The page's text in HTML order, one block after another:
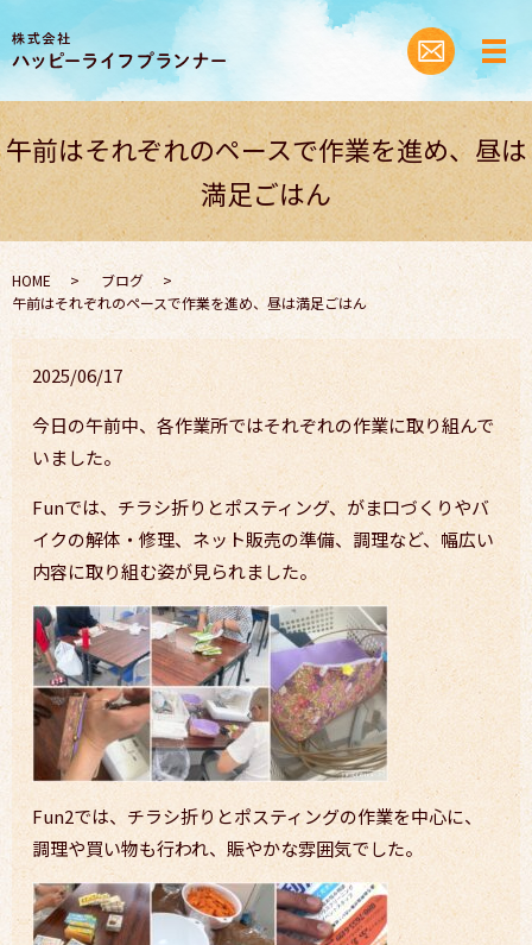
午前はそれぞれのペースで作業を進め、昼は
満足ごはん
HOME
ブログ
午前はそれぞれのペースで作業を進め、昼は満足ごはん
2025/06/17
今日の午前中、各作業所ではそれぞれの作業に取り組んで
いました。
Funでは、チラシ折りとポスティング、がま口づくりやバ
イクの解体・修理、ネット販売の準備、調理など、幅広い
内容に取り組む姿が見られました。
Fun2では、チラシ折りとポスティングの作業を中心に、
調理や買い物も行われ、賑やかな雰囲気でした。